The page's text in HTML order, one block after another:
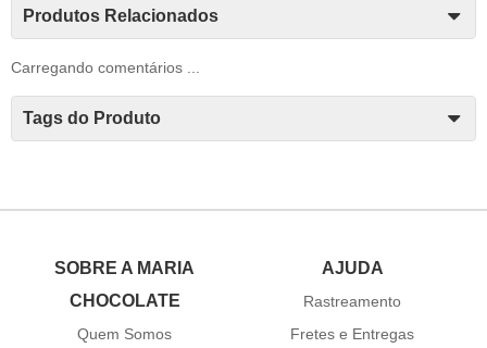
Produtos Relacionados
Carregando comentários ...
Tags do Produto
SOBRE A MARIA
CHOCOLATE
Quem Somos
AJUDA
Rastreamento
Fretes e Entregas